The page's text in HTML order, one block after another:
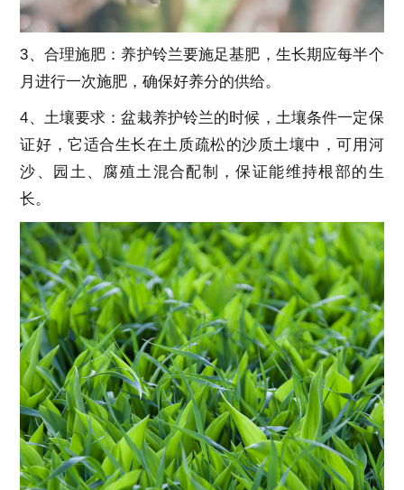
3、合理施肥：养护铃兰要施足基肥，生长期应每半个
月进行一次施肥，确保好养分的供给。
4、土壤要求：盆栽养护铃兰的时候，土壤条件一定保
证好，它适合生长在土质疏松的沙质土壤中，可用河
沙、园土、腐殖土混合配制，保证能维持根部的生
长。